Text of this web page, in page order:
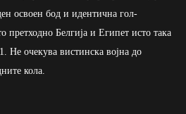
освоен бод и идентична гол-
претходно Белгија и Египет исто така
Не очекува вистинска војна до
кола.